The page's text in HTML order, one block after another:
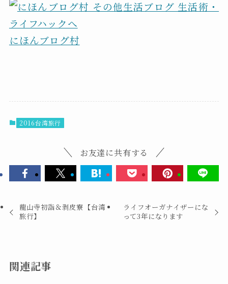
にほんブログ村
2016台湾旅行
お友達に共有する
龍山寺初詣＆剥皮寮【台湾
旅行】
ライフオーガナイザーにな
って3年になります
関連記事